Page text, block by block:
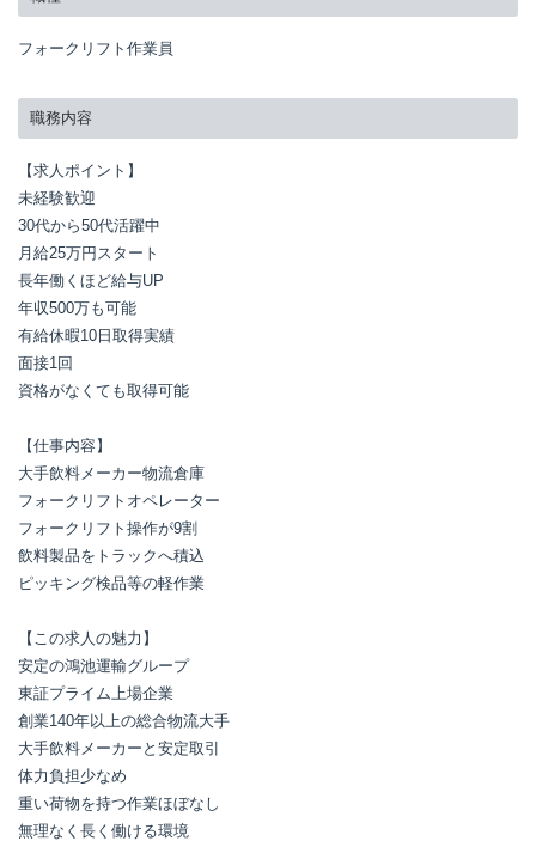
フォークリフト作業員
職務内容
【求人ポイント】
未経験歓迎
30代から50代活躍中
月給25万円スタート
長年働くほど給与UP
年収500万も可能
有給休暇10日取得実績
面接1回
資格がなくても取得可能
【仕事内容】
大手飲料メーカー物流倉庫
フォークリフトオペレーター
フォークリフト操作が9割
飲料製品をトラックへ積込
ピッキング検品等の軽作業
【この求人の魅力】
安定の鴻池運輸グループ
東証プライム上場企業
創業140年以上の総合物流大手
大手飲料メーカーと安定取引
体力負担少なめ
重い荷物を持つ作業ほぼなし
無理なく長く働ける環境